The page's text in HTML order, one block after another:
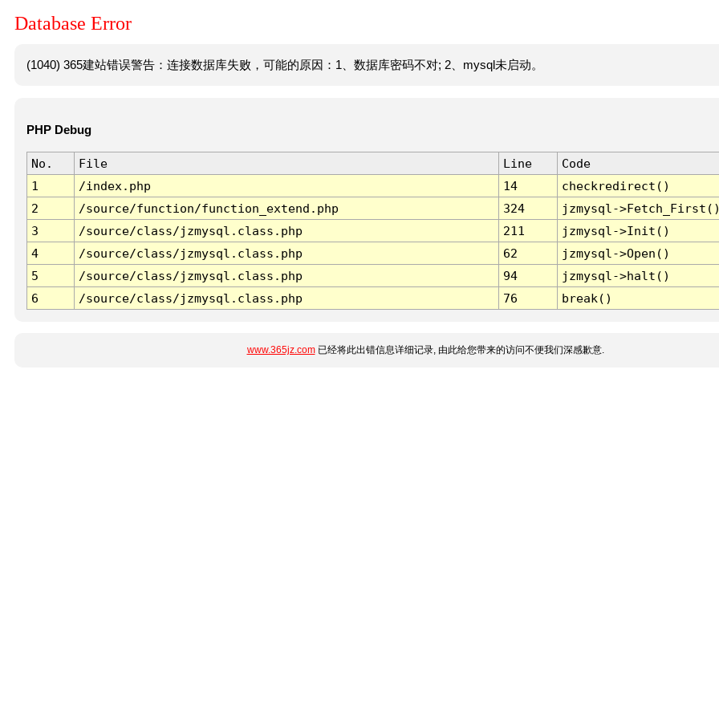
Database Error
(1040) 365建站错误警告：连接数据库失败，可能的原因：1、数据库密码不对; 2、mysql未启动。
PHP Debug
No. File Line
Code
1
/index.php 14
checkredirect()
2
/source/function/function_extend.php 324
jzmysql-
3
/source/class/jzmysql.class.php 211
jzmysql->Init()
4
/source/class/jzmysql.class.php 62
jzmysql->Open()
5
/source/class/jzmysql.class.php 94
jzmysql->halt()
6
/source/class/jzmysql.class.php 76 break()
www.365jz.com已经将此出错信息详细记录, 由此给您带来的访问不便我们深感歉意.